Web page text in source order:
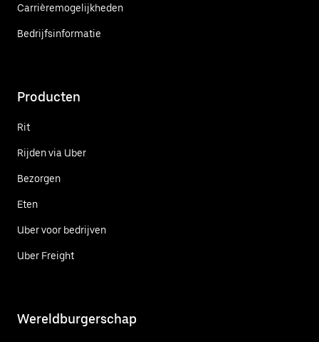
Carrièremogelijkheden
Bedrijfsinformatie
Producten
Rit
Rijden via Uber
Bezorgen
Eten
Uber voor bedrijven
Uber Freight
Wereldburgerschap